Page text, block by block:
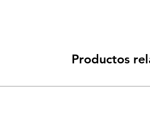
Productos